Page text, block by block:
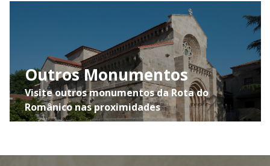
Outros Monumentos
Visite outros monumentos da Rota do
Românico nas proximidades